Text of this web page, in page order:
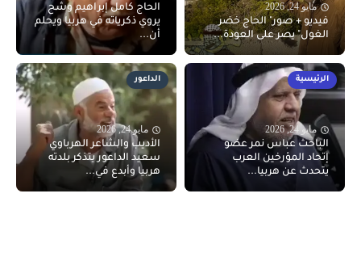
مايو 24, 2026
فيديو + صور" الحاج خضر
الغول" يصر على العودة...
الحاج كامل إبراهيم وشح
يروي ذكرياته في هربيا ويحلم
أن...
الرئيسية
مايو 24, 2026
الباحث عباس نمر عضو
إتحاد المؤرخين العرب
يتحدث عن هربيا...
الداعور
مايو 24, 2026
الأديب والشاعر الهرباوي
سعيد الداعور يتذكر بلدته
هربيا وأبدع في...